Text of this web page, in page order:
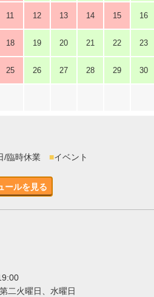
11 12 13 14 15 16
18 19 20 21 22 23
25 26 27 28 29 30
/臨時休業 ■イベント
ールを見る
二火曜日、水曜日